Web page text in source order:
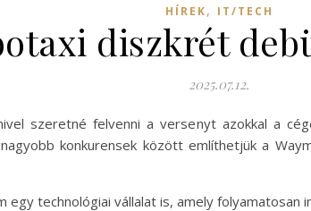
HÍREK, IT/TECH
diszkrét
2025.07.12.
szeretné felvenni a versenyt azokkal a
konkurensek között említhetjük a
egy technológiai vállalat is, amely